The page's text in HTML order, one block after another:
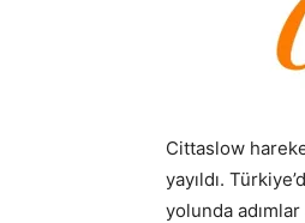
Cittaslow
yayıldı.
yolunda